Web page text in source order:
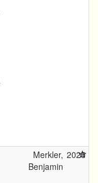
Merkler,
Benjamin
2025